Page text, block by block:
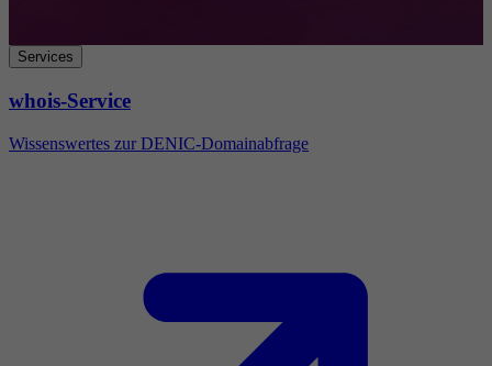
Services
whois-Service
Wissenswertes zur DENIC-Domainabfrage